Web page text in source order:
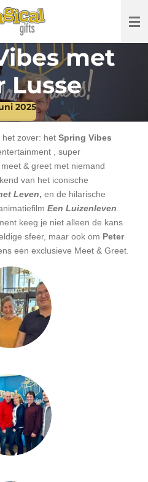
met
Lusse
2025
zover: het Spring Vibes
, super
& greet met niemand
van het iconische
Leven, en de hilarische
Een Luizenleven
keeg je niet alleen de kans
sfeer, maar ook om Peter
een exclusieve Meet & Greet.